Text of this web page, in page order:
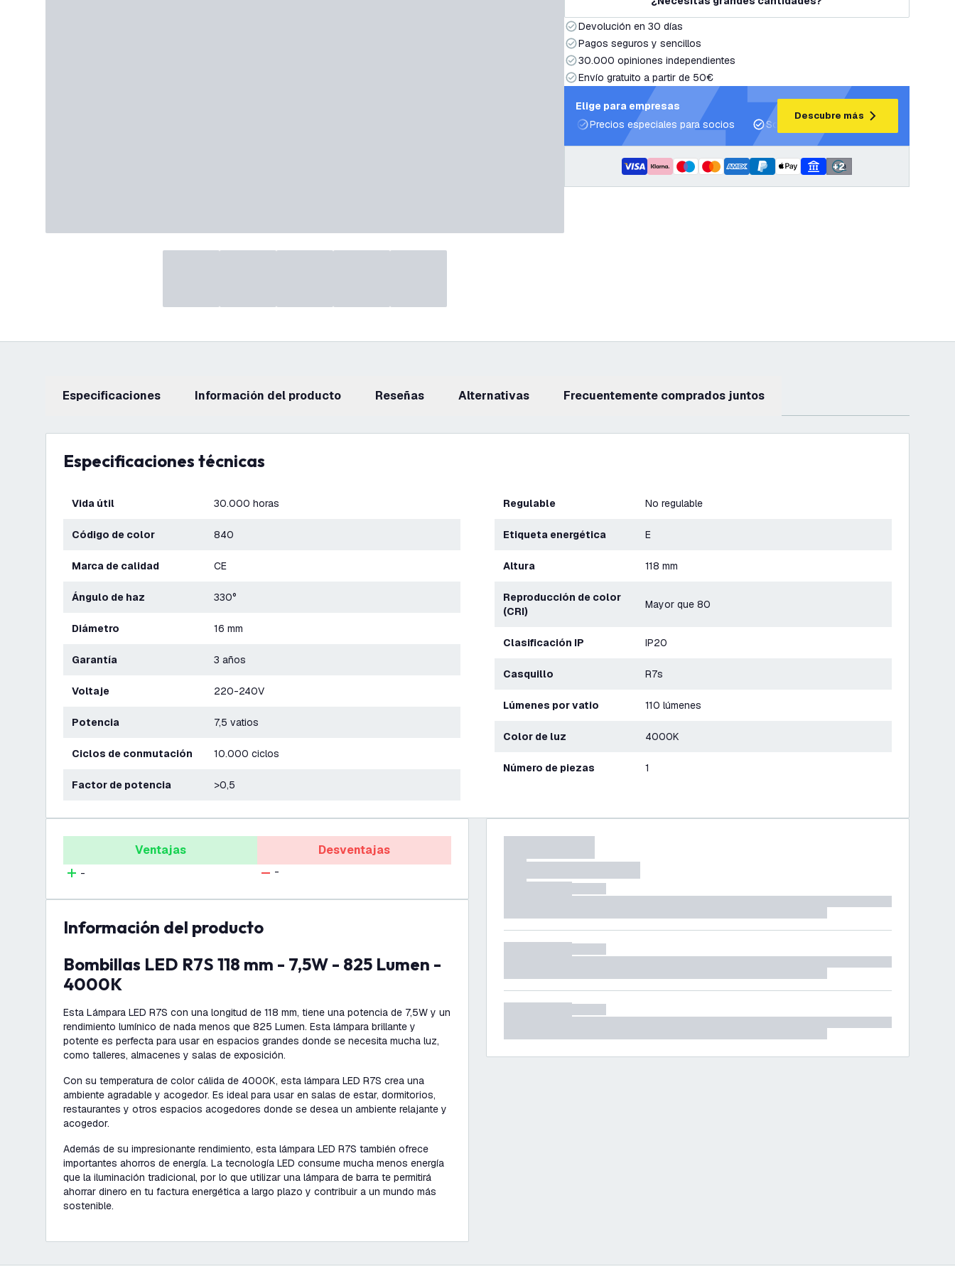
Devolución en 30 días
Pagos seguros y sencillos
30.000 opiniones independientes
Envío gratuito a partir de 50€
Elige para empresas
Precios especiales para socios
Soporte para proyectos y planes de
Descubre más
+2
Especificaciones información del producto reseñas Alternativas Frecuentemente comprados juntos
Especificaciones técnicas
Vida útil 30.000 horas
Código de color 840
Marca de calidad CE
Ángulo de haz 330°
Diámetro 16 mm
Garantía 3 años
Voltaje 220-240V
Potencia 7,5 vatios
Ciclos de conmutación 10.000 ciclos
Factor de potencia >0,5
Regulable No regulable
Etiqueta energética E
Altura 118 mm
Reproducción de color
(CRI)
Mayor que 80
Clasificación IP IP20
Casquillo R7s
Lúmenes por vatio 110 lúmenes
Color de luz 4000K
Número de piezas 1
Ventajas
-
Desventajas
-
información del producto
Bombillas LED R7S 118 mm - 7,5W - 825 Lumen -
4000K
Esta Lámpara LED R7S con una longitud de 118 mm, tiene una potencia de 7,5W y un
rendimiento lumínico de nada menos que 825 Lumen. Esta lámpara brillante y
potente es perfecta para usar en espacios grandes donde se necesita mucha luz,
como talleres, almacenes y salas de exposición.
Con su temperatura de color cálida de 4000K, esta lámpara LED R7S crea una
ambiente agradable y acogedor. Es ideal para usar en salas de estar, dormitorios,
restaurantes y otros espacios acogedores donde se desea un ambiente relajante y
acogedor.
Además de su impresionante rendimiento, esta lámpara LED R7S también ofrece
importantes ahorros de energía. La tecnología LED consume mucha menos energía
que la iluminación tradicional, por lo que utilizar una lámpara de barra te permitirá
ahorrar dinero en tu factura energética a largo plazo y contribuir a un mundo más
sostenible.